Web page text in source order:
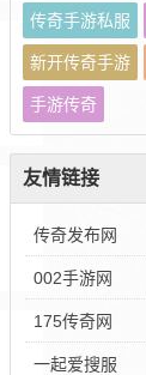
传奇手游私服
新开传奇手游
手游传奇
友情链接
传奇发布网
002手游网
175传奇网
一起爱搜服